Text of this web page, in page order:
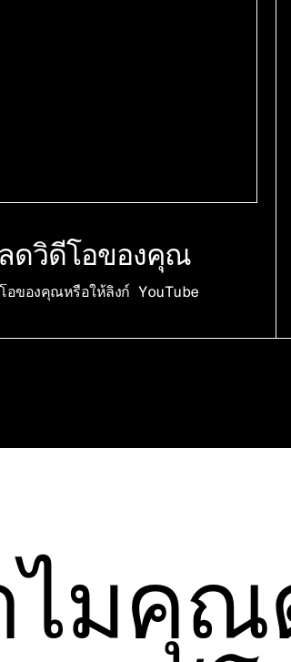
ดวิดีโอของคุณ
อของคุณหรือให้ลิงก์ YouTube
ไมคุณ